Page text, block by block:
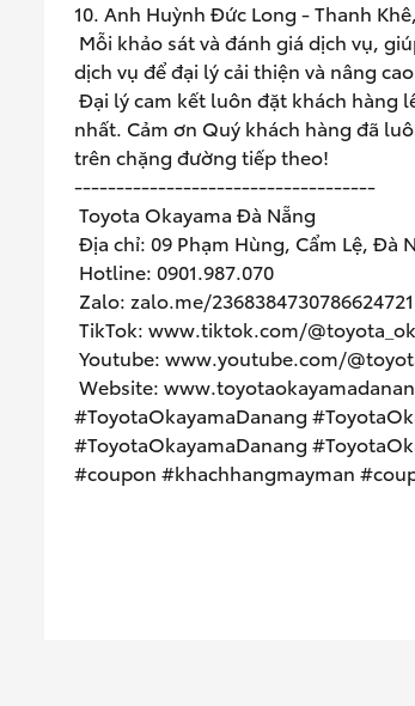
10. Anh Huỳnh Đức Long - Thanh
Mỗi khảo sát và đánh giá dịch vụ,
dịch vụ để đại lý cải thiện và nâng
Đại lý cam kết luôn đặt khách hàng
nhất. Cảm ơn Quý khách hàng đã
trên chặng đường tiếp theo!
------------------------------------
Toyota Okayama Đà Nẵng
Địa chỉ: 09 Phạm Hùng, Cẩm Lệ, Đà
Hotline: 0901.987.070
Zalo: zalo.me/2368384730786624721
TikTok: www.tiktok.com/
Youtube: www.youtube.com/
Website:
#ToyotaOkayamaDanang
#ToyotaOkayamaDanang
#coupon #khachhangmayman